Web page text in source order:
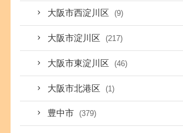
大阪市西淀川区 (9)
大阪市淀川区 (217)
大阪市東淀川区 (46)
大阪市北港区 (1)
豊中市 (379)